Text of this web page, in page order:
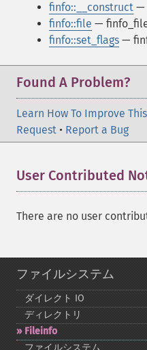
finfo::__construct —
finfo::file —
finfo::set_flags —
Found A Problem?
Learn How To Improve
Request • Report a Bug
User Contributed
There are no user
ファイルシステム
ダイレクト IO
ディレクトリ
Fileinfo
ファイルシステム